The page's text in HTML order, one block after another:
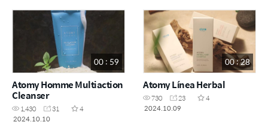
00 : 59
Atomy Homme Multiaction
Cleanser
1,430 31
4
2024.10.10
00 : 28
Atomy Línea Herbal
730 23
4
2024.10.09